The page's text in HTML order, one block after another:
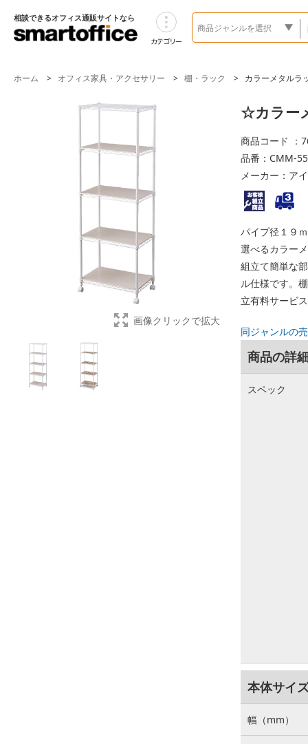
相談できるオフィス通販サイトなら
ホーム オフィス家具・アクセサリー 棚・ラック カラーメタルラ
画像クリックで拡大
☆カラー
商品コード ：
品番：CMM-
メーカー：ア
パイプ径１９
選べるカラー
組立て簡単な
ル仕様です。
立有料サービ
同ジャンルの
商品の詳
スペック
本体サイ
幅（mm）